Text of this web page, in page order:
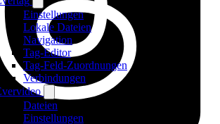
Einstellungen
Lokale Dateien
Navigation
Tag-Editor
Tag-Feld-Zuordnungen
Verbindungen
Dateien
Einstellungen